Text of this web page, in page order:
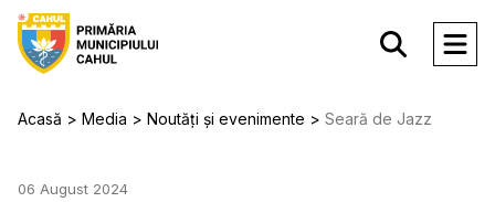
Acasă Media Noutăți și evenimente Seară de Jazz
06 August 2024